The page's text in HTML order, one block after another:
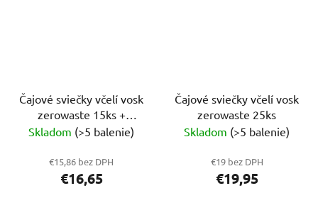
Čajové sviečky včelí vosk
zerowaste 15ks +
svietnik
Skladom (>5 balenie)
€15,86 bez DPH
€16,65
Čajové sviečky včelí vosk
zerowaste 25ks
Skladom (>5 balenie)
€19 bez DPH
€19,95